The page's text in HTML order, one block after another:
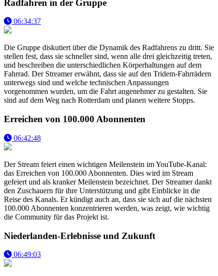
Radfahren in der Gruppe
06:34:37
Die Gruppe diskutiert über die Dynamik des Radfahrens zu dritt. Sie
stellen fest, dass sie schneller sind, wenn alle drei gleichzeitig treten,
und beschreiben die unterschiedlichen Körperhaltungen auf dem
Fahrrad. Der Streamer erwähnt, dass sie auf den Tridem-Fahrrädern
unterwegs sind und welche technischen Anpassungen
vorgenommen wurden, um die Fahrt angenehmer zu gestalten. Sie
sind auf dem Weg nach Rotterdam und planen weitere Stopps.
Erreichen von 100.000 Abonnenten
06:42:48
Der Stream feiert einen wichtigen Meilenstein im YouTube-Kanal:
das Erreichen von 100.000 Abonnenten. Dies wird im Stream
gefeiert und als kranker Meilenstein bezeichnet. Der Streamer dankt
den Zuschauern für ihre Unterstützung und gibt Einblicke in die
Reise des Kanals. Er kündigt auch an, dass sie sich auf die nächsten
100.000 Abonnenten konzentrieren werden, was zeigt, wie wichtig
die Community für das Projekt ist.
Niederlanden-Erlebnisse und Zukunft
06:49:03